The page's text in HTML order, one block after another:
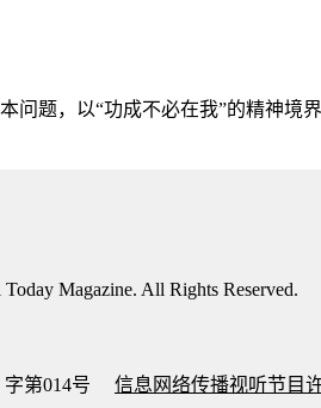
题，以“功成不必在我”的精神境
Magazine. All Rights Reserved.
字第014号 信息网络传播视听节目